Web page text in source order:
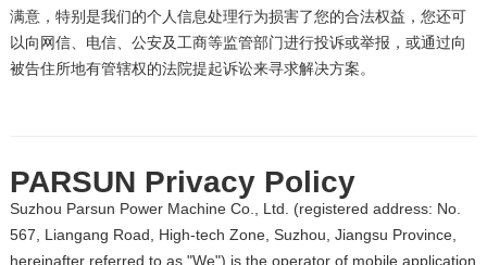
满意，特别是我们的个人信息处理行为损害了您的合法权益，您还可
以向网信、电信、公安及工商等监管部门进行投诉或举报，或通过向
被告住所地有管辖权的法院提起诉讼来寻求解决方案。
PARSUN Privacy Policy
Suzhou Parsun Power Machine Co., Ltd. (registered address: No.
567, Liangang Road, High-tech Zone, Suzhou, Jiangsu Province,
hereinafter referred to as "We") is the operator of mobile application